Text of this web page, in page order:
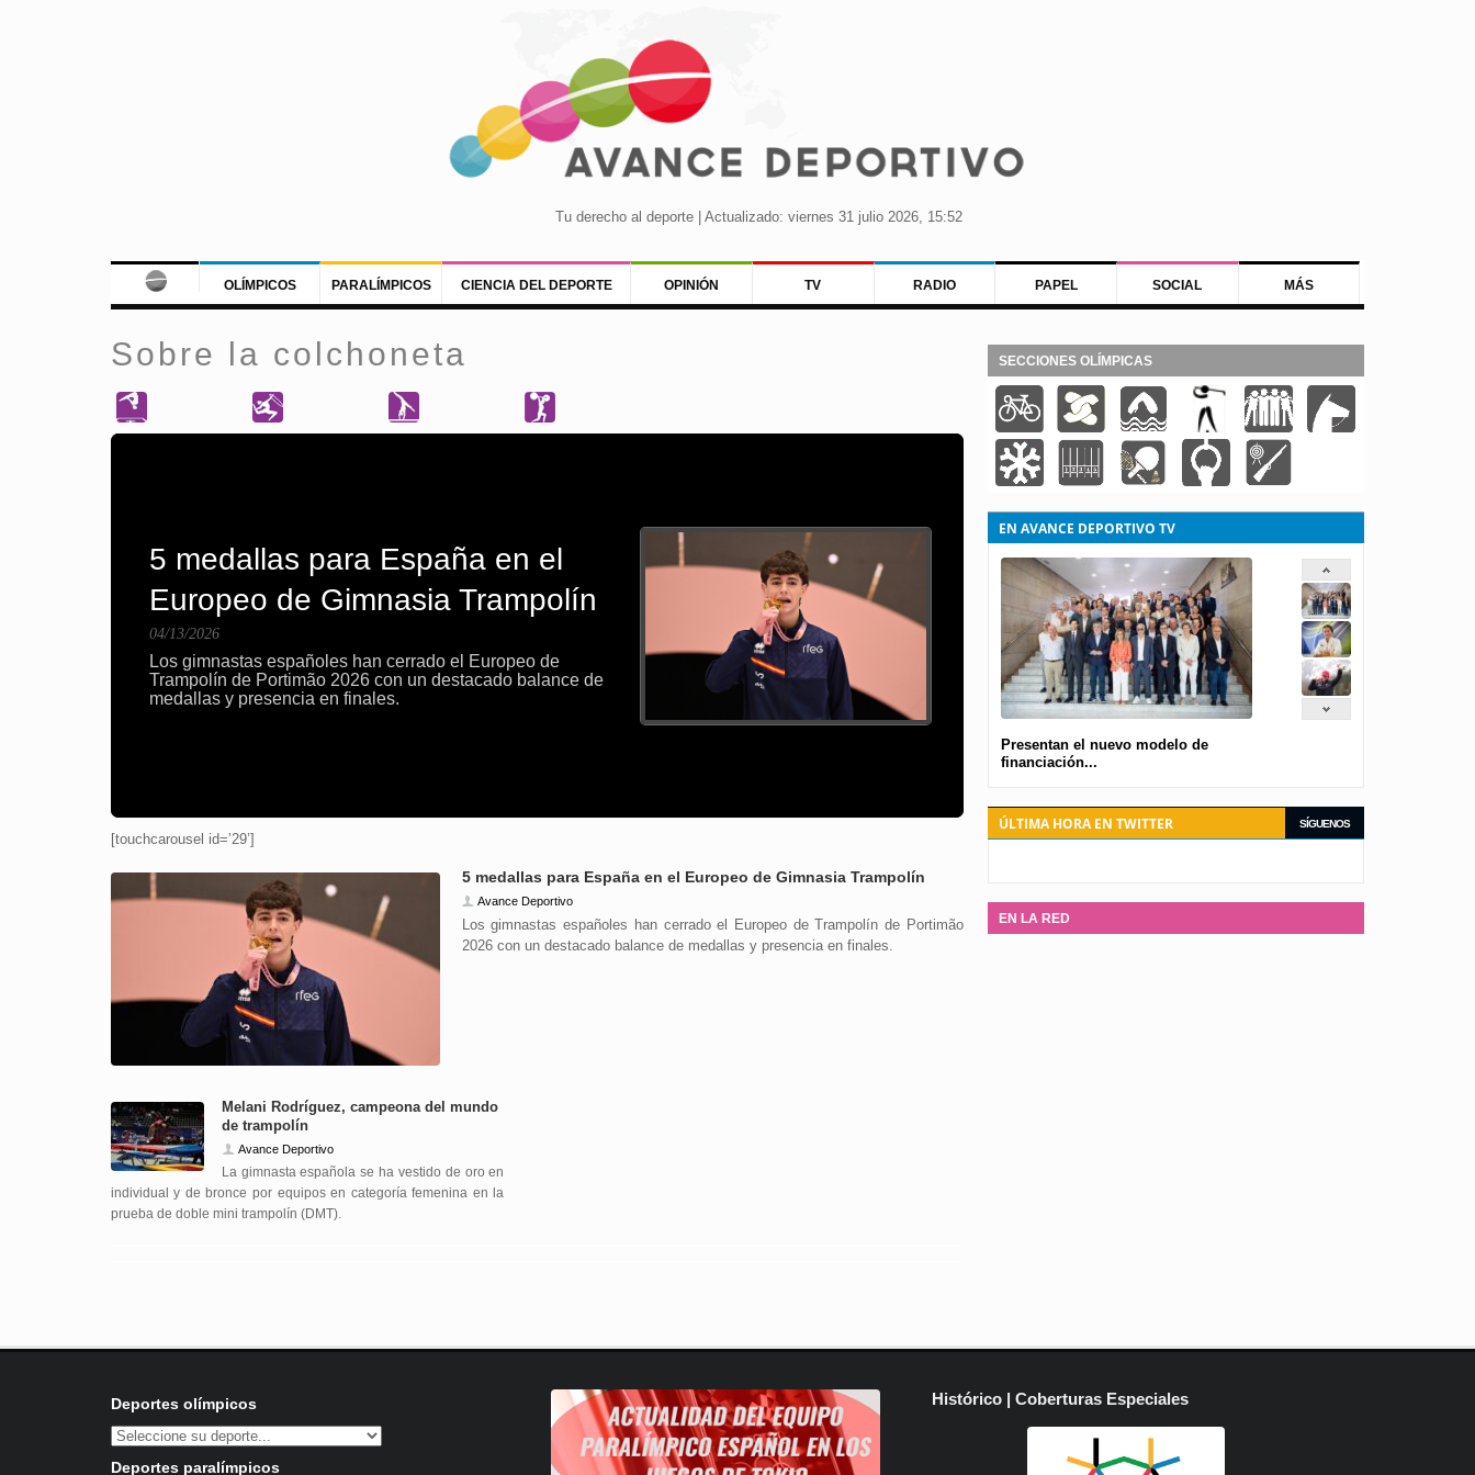
Tu derecho al deporte | Actualizado: viernes 31 julio 2026, 15:52
OLÍMPICOS PARALÍMPICOS CIENCIA DEL DEPORTE OPINIÓN TV RADIO PAPEL SOCIAL MÁS
Sobre la colchoneta
5 medallas para España en el
Europeo de Gimnasia Trampolín
Los gimnastas españoles han cerrado el Europeo de
Trampolín de Portimão 2026 con un destacado balance de
medallas y presencia en finales.
Melani Rodríguez, campeona del
mundo de trampolín
11/10/2025
La gimnasta española se ha vestido de oro en individual y
de bronce por equipos en categoría femenina en la prueba
de doble mini trampolín (DMT).
[touchcarousel id=’29’]
5 medallas para España en el Europeo de Gimnasia Trampolín
Avance Deportivo
Los gimnastas españoles han cerrado el Europeo de Trampolín de Portimão
2026 con un destacado balance de medallas y presencia en finales.
Melani Rodríguez, campeona del mundo
de trampolín
Avance Deportivo
La gimnasta española se ha vestido de oro en
individual y de bronce por equipos en categoría femenina en la
prueba de doble mini trampolín (DMT).
SECCIONES OLÍMPICAS
EN AVANCE DEPORTIVO TV
Presentan el nuevo modelo de
financiación...
SÍGUENOS
ÚLTIMA HORA EN TWITTER
EN LA RED
Deportes olímpicos
Deportes paralímpicos
Histórico | Coberturas Especiales